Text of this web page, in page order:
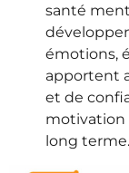
santé
émotions,
apportent
et de
motivation
long terme.